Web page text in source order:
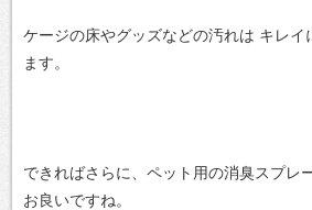
ケージの床やグッズなどの汚れは キレイ
ます。
できればさらに、ペット用の消臭スプレ
お良いですね。